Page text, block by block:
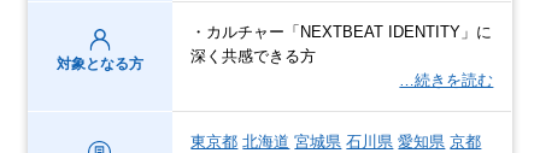
対象となる方
・カルチャー「NEXTBEAT IDENTITY」に
深く共感できる方
…続きを読む
東京都 北海道 宮城県 石川県 愛知県 京都